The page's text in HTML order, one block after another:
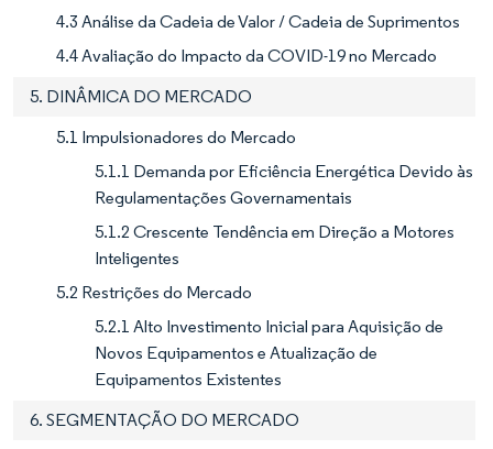
4.3 Análise da Cadeia de Valor / Cadeia de Suprimentos
4.4 Avaliação do Impacto da COVID-19 no Mercado
5. DINÂMICA DO MERCADO
5.1 Impulsionadores do Mercado
5.1.1 Demanda por Eficiência Energética Devido às
Regulamentações Governamentais
5.1.2 Crescente Tendência em Direção a Motores
Inteligentes
5.2 Restrições do Mercado
5.2.1 Alto Investimento Inicial para Aquisição de
Novos Equipamentos e Atualização de
Equipamentos Existentes
6. SEGMENTAÇÃO DO MERCADO